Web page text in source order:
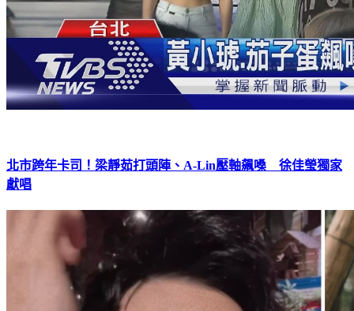
北市跨年卡司！梁靜茹打頭陣、A-Lin壓軸飆嗓 徐佳瑩獨家
獻唱